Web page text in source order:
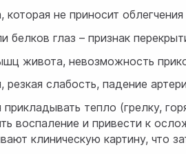
не приносит облегчения
глаз – признак
живота, невозможность
резкая слабость, падение
тепло (грелку,
воспаление и привести к
клиническую картину, что